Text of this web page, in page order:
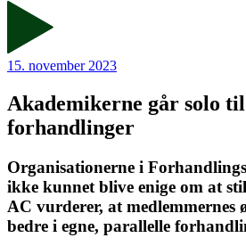
15. november 2023
Akademikerne går solo
forhandlinger
Organisationerne i
ikke kunnet blive enige om at
AC vurderer, at medlemmernes
bedre i egne, parallelle